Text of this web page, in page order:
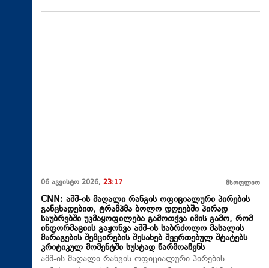
06 აგვისტო 2026, 23:17 მსოფლიო
CNN: აშშ-ის მაღალი რანგის ოფიციალური პირების
განცხადებით, ტრამპმა ბოლო დღეებში პირად
საუბრებში უკმაყოფილება გამოთქვა იმის გამო, რომ
ინფორმაციის გაჟონვა აშშ-ის საბრძოლო მასალის
მარაგების შემცირების შესახებ შეერთებულ შტატებს
კრიტიკულ მომენტში სუსტად წარმოაჩენს
აშშ-ის მაღალი რანგის ოფიციალური პირების